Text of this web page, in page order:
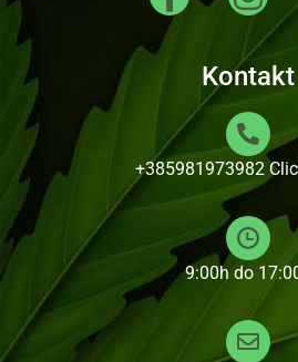
Kontakt
+385981973982
9:00h do